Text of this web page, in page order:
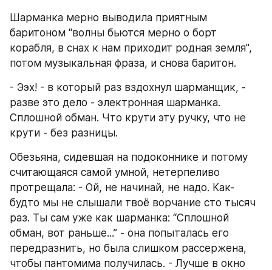
Шарманка мерно выводила приятным
баритоном "волны бьются мерно о борт
корабля, в снах к нам приходит родная земля",
потом музыкальная фраза, и снова баритон.
- Ээх! - в который раз вздохнул шарманщик, -
разве это дело - электронная шарманка.
Сплошной обман. Что крути эту ручку, что не
крути - без разницы.
Обезьяна, сидевшая на подоконнике и потому
считающаяся самой умной, нетерпеливо
протрещала: - Ой, не начинай, не надо. Как-
будто мы не слышали твоё ворчание сто тысяч
раз. Ты сам уже как шарманка: “Сплошной
обман, вот раньше...” - она попыталась его
передразнить, но была слишком рассержена,
чтобы пантомима получилась. - Лучше в окно